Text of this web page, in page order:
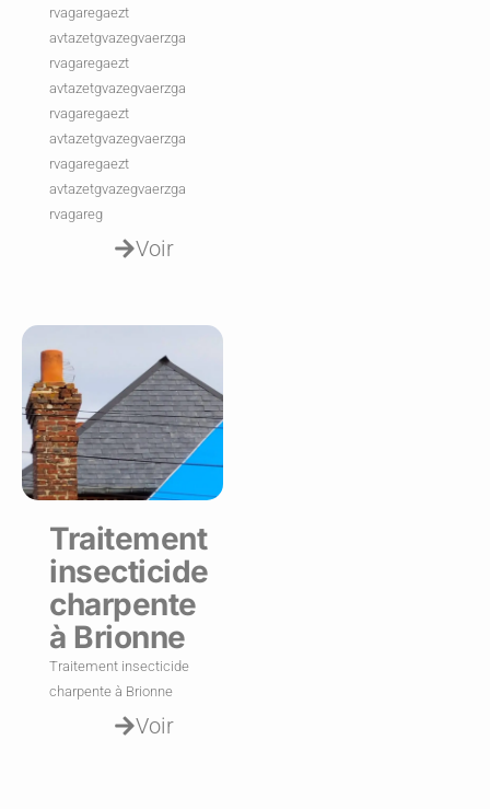
rvagaregaezt
avtazetgvazegvaerzga
rvagaregaezt
avtazetgvazegvaerzga
rvagaregaezt
avtazetgvazegvaerzga
rvagaregaezt
avtazetgvazegvaerzga
rvagareg
Voir
Traitement
insecticide
charpente
à Brionne
Traitement insecticide
charpente à Brionne
Voir